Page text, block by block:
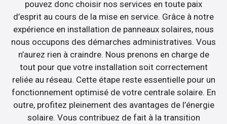
pouvez donc choisir nos services en toute paix
d’esprit au cours de la mise en service. Grâce à notre
expérience en installation de panneaux solaires, nous
nous occupons des démarches administratives. Vous
n’aurez rien à craindre. Nous prenons en charge de
tout pour que votre installation soit correctement
reliée au réseau. Cette étape reste essentielle pour un
fonctionnement optimisé de votre centrale solaire. En
outre, profitez pleinement des avantages de l’énergie
solaire. Vous contribuez de fait à la transition